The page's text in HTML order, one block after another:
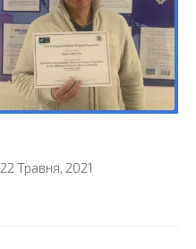
22 Травня, 2021